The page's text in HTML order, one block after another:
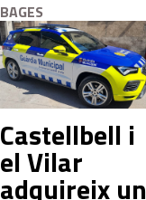
BAGES
Castellbell i
el Vilar
adquireix un